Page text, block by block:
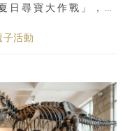
尋寶大作戰」，家
子活動